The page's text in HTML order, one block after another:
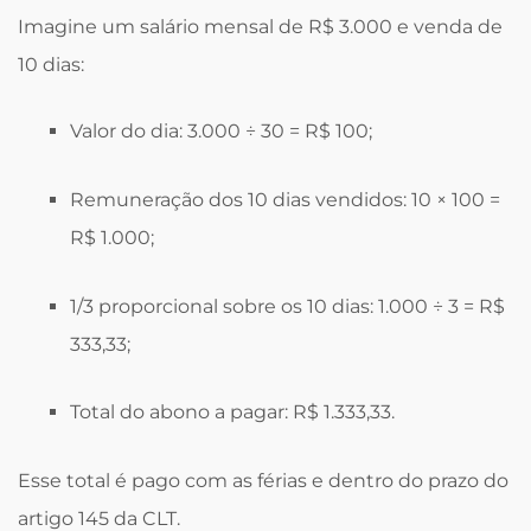
Imagine um salário mensal de R$ 3.000 e venda de
10 dias:
Valor do dia: 3.000 ÷ 30 = R$ 100;
Remuneração dos 10 dias vendidos: 10 × 100 =
R$ 1.000;
1/3 proporcional sobre os 10 dias: 1.000 ÷ 3 = R$
333,33;
Total do abono a pagar: R$ 1.333,33.
Esse total é pago com as férias e dentro do prazo do
artigo 145 da CLT.